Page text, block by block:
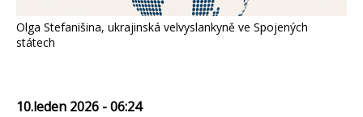
Olga Stefanišina, ukrajinská velvyslankyně ve Spojených
státech
10.leden 2026 - 06:24